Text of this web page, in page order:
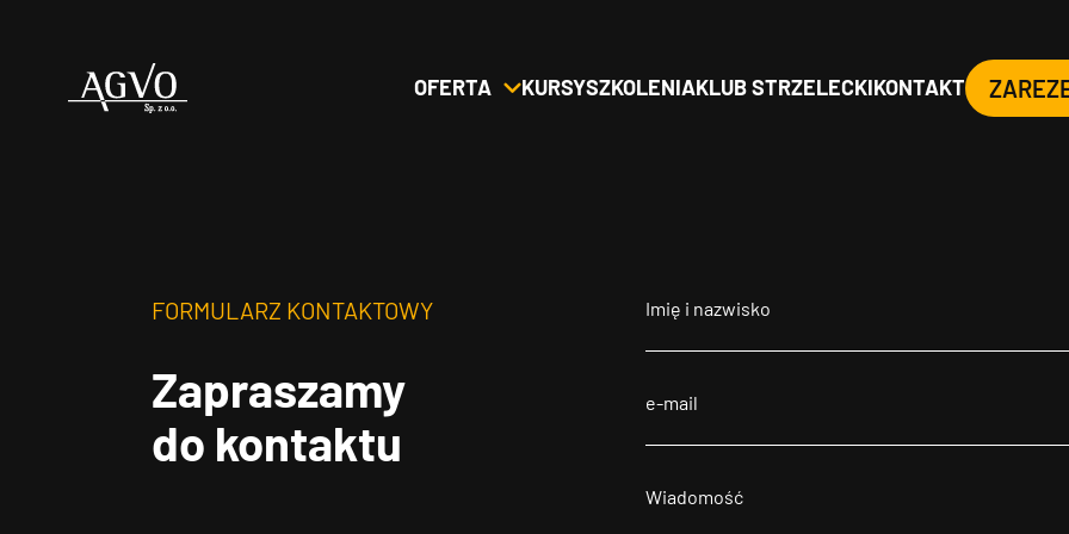
Header
OFERTA KURSYSZKOLENIAKLUB STRZELECKIKONTAKT
FORMULARZ KONTAKTOWY
Zapraszamy
do kontaktu